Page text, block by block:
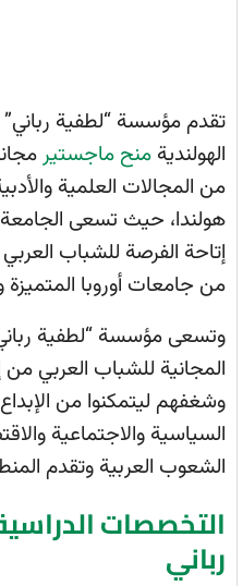
تقدم مؤسسة “لطفية
الهولندية منح ماجستير
هولندا، حيث تسعى
إتاحة الفرصة للشباب
من جامعات أوروبا
وتسعى مؤسسة “لطفية
المجانية للشباب العربي من
وشغفهم ليتمكنوا من
السياسية والاجتماعية
الشعوب العربية وتقدم
التخصصات
رباني